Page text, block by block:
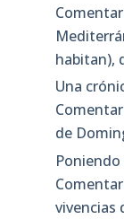
habitan),
Una
de
vivencias